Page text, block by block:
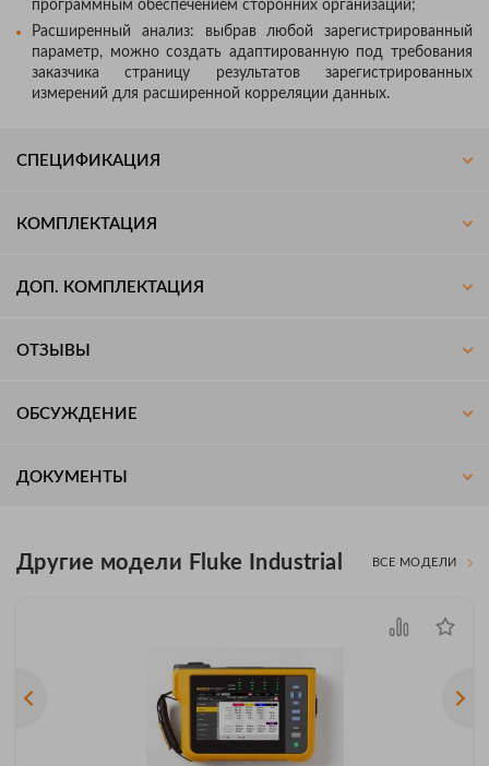
программным обеспечением сторонних организаций;
Расширенный анализ: выбрав любой зарегистрированный
параметр, можно создать адаптированную под требования
заказчика страницу результатов зарегистрированных
измерений для расширенной корреляции данных.
СПЕЦИФИКАЦИЯ
КОМПЛЕКТАЦИЯ
ДОП. КОМПЛЕКТАЦИЯ
ОТЗЫВЫ
ОБСУЖДЕНИЕ
ДОКУМЕНТЫ
Другие модели Fluke Industrial ВСЕ МОДЕЛИ